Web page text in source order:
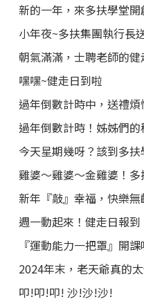
新的一年，來多扶學堂
小年夜~多扶集團執行長
朝氣滿滿，士聘老師的
嘿嘿~健走日到啦
過年倒數計時中，送禮煩
過年倒數計時！姊姊們
今天星期幾呀？該到多扶
雞婆～雞婆～金雞婆！
新年『敲』幸福，快樂無
週一動起來！健走日報到
『運動能力一把罩』開課
2024年末，老天爺真的太
叩!叩!叩! 沙!沙!沙!